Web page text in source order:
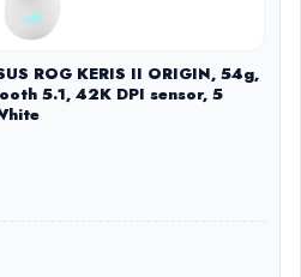
ROG KERIS II ORIGIN, 54g,
5.1, 42K DPI sensor, 5